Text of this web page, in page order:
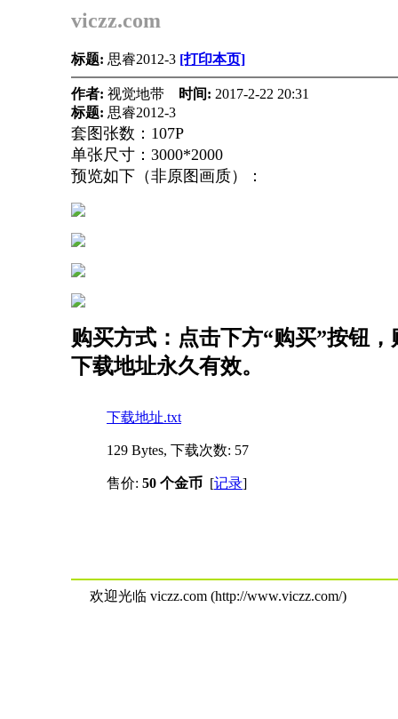
viczz.com
标题: 思睿2012-3 [打印本页]
作者: 视觉地带 时间: 2017-2-22 20:31
标题: 思睿2012-3
套图张数：107P
单张尺寸：3000*2000
预览如下（非原图画质）：
购买方式：点击下方“购买”按钮
下载地址永久有效。
下载地址.txt
129 Bytes, 下载次数: 57
售价: 50 个金币 [记录]
欢迎光临 viczz.com (http://www.viczz.com/)